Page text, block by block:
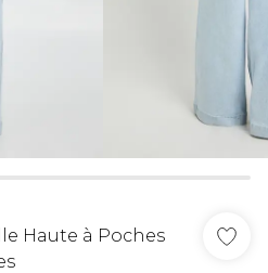
Haute à Poches